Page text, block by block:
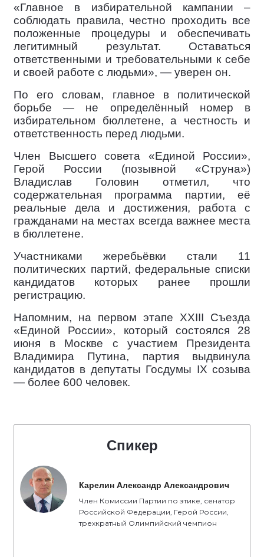
«Главное в избирательной кампании –
соблюдать правила, честно проходить все
положенные процедуры и обеспечивать
легитимный результат. Оставаться
ответственными и требовательными к себе
и своей работе с людьми», — уверен он.
По его словам, главное в политической
борьбе — не определённый номер в
избирательном бюллетене, а честность и
ответственность перед людьми.
Член Высшего совета «Единой России»,
Герой России (позывной «Струна»)
Владислав Головин отметил, что
содержательная программа партии, её
реальные дела и достижения, работа с
гражданами на местах всегда важнее места
в бюллетене.
Участниками жеребьёвки стали 11
политических партий, федеральные списки
кандидатов которых ранее прошли
регистрацию.
Напомним, на первом этапе XXIII Съезда
«Единой России», который состоялся 28
июня в Москве с участием Президента
Владимира Путина, партия выдвинула
кандидатов в депутаты Госдумы IX созыва
— более 600 человек.
Спикер
Карелин Александр Александрович
Член Комиссии Партии по этике, сенатор
Российской Федерации, Герой России,
трехкратный Олимпийский чемпион